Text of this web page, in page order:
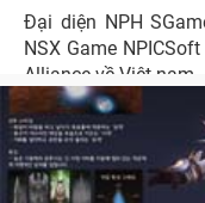
Đại diện NPH
NSX Game
Alliance về Việt nam.